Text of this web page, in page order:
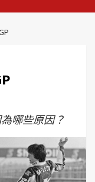
哪些原因？